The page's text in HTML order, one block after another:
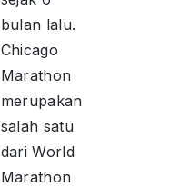
bulan lalu.
Chicago
Marathon
merupakan
salah satu
dari World
Marathon